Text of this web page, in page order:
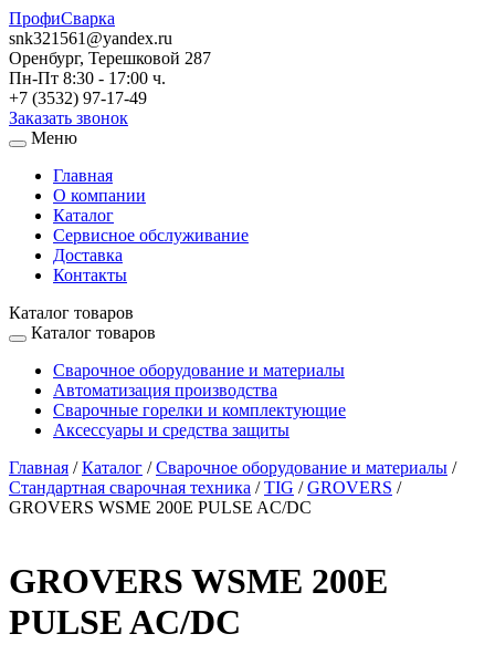
ПрофиСварка
snk321561@yandex.ru
Оренбург, Терешковой 287
Пн-Пт 8:30 - 17:00 ч.
+7 (3532) 97-17-49
Заказать звонок
Меню
Главная
О компании
Каталог
Сервисное обслуживание
Доставка
Контакты
Каталог товаров
Каталог товаров
Сварочное оборудование и материалы
Автоматизация производства
Сварочные горелки и комплектующие
Аксессуары и средства защиты
Главная /Каталог /Сварочное оборудование и материалы /
Стандартная сварочная техника /TIG /GROVERS /
GROVERS WSME 200E PULSE AC/DC
GROVERS WSME 200E
PULSE AC/DC